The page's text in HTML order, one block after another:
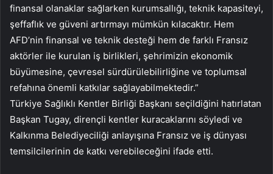
finansal olanaklar sağlarken kurumsallığı, teknik kapasiteyi,
şeffaflık ve güveni artırmayı mümkün kılacaktır. Hem
AFD’nin finansal ve teknik desteği hem de farklı Fransız
aktörler ile kurulan iş birlikleri, şehrimizin ekonomik
büyümesine, çevresel sürdürülebilirliğine ve toplumsal
refahına önemli katkılar sağlayabilmektedir.”
Türkiye Sağlıklı Kentler Birliği Başkanı seçildiğini hatırlatan
Başkan Tugay, dirençli kentler kuracaklarını söyledi ve
Kalkınma Belediyeciliği anlayışına Fransız ve iş dünyası
temsilcilerinin de katkı verebileceğini ifade etti.